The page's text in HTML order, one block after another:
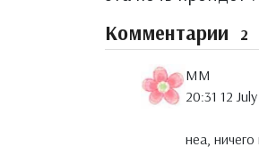
Комментарии 2
MM
20:31 12
неа, ничего